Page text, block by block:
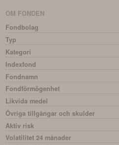
OM FONDEN
Fondbolag
Typ
Kategori
Indexfond
Fondnamn
Fondförmögenhet
Likvida medel
Övriga tillgångar och skulder
Aktiv risk
Volatilitet 24 månader